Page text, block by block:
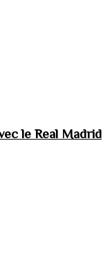
le Real Madrid